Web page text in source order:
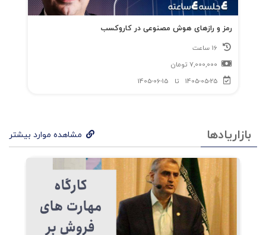
3.سندرم تغییر مکرر
رمز و رازهای هوش مصنوعی در کاروکسب
7,000,000 تومان
1405-05-25
تا 1405-06-15
بازاریادها مشاهده موارد بیشتر